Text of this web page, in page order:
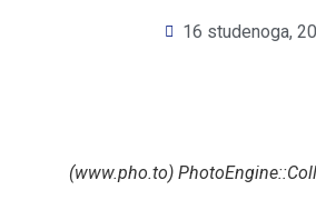
16 studenoga,
(www.pho.to)